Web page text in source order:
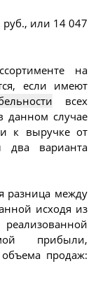
или 14 047
на
если имеют
всех
данном случае
к выручке от
два варианта
разница между
исходя из
реализованной
прибыли,
продаж: